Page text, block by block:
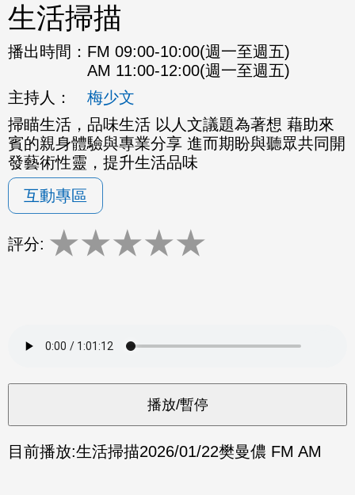
生活掃描
播出時間： FM 09:00-10:00(週一至週五)
AM 11:00-12:00(週一至週五)
主持人：
梅少文
掃瞄生活，品味生活 以人文議題為著想 藉助來
賓的親身體驗與專業分享 進而期盼與聽眾共同開
發藝術性靈，提升生活品味
互動專區
評分: ★★★★★
目前播放:生活掃描2026/01/22樊曼儂 FM AM